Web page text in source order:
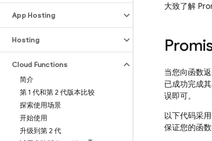
App Hosting
Hosting
Cloud Functions
简介
第 1 代和第 2 代版本比较
探索使用场景
开始使用
升级到第 2 代
大致了解
当您向函数
已成功完成
误即可。
以下代码采用
保证您的函